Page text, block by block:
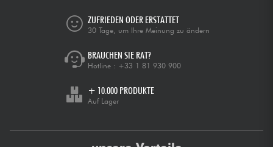
ZUFRIEDEN ODER ERSTATTET
30 Tage, um Ihre Meinung zu ändern
BRAUCHEN SIE RAT?
Hotline : +33 1 81 930 900
+ 10.000 PRODUKTE
Auf Lager